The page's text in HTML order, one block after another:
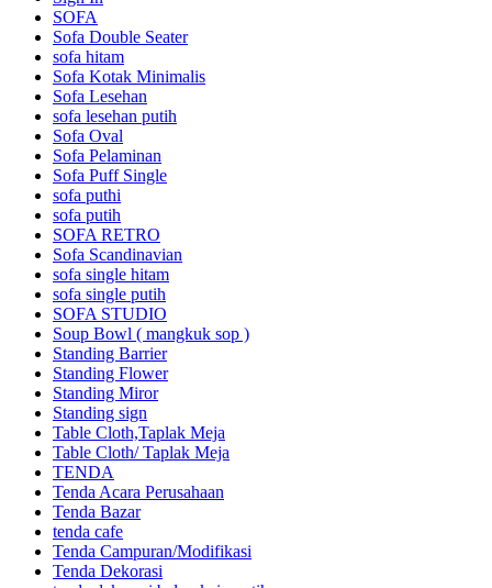
SOFA
Sofa Double Seater
sofa hitam
Sofa Kotak Minimalis
Sofa Lesehan
sofa lesehan putih
Sofa Oval
Sofa Pelaminan
Sofa Puff Single
sofa puthi
sofa putih
SOFA RETRO
Sofa Scandinavian
sofa single hitam
sofa single putih
SOFA STUDIO
Soup Bowl ( mangkuk sop )
Standing Barrier
Standing Flower
Standing Miror
Standing sign
Table Cloth,Taplak Meja
Table Cloth/ Taplak Meja
TENDA
Tenda Acara Perusahaan
Tenda Bazar
tenda cafe
Tenda Campuran/Modifikasi
Tenda Dekorasi